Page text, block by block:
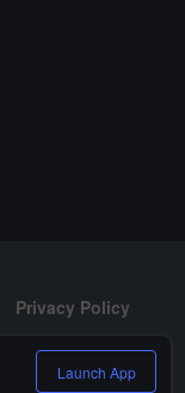
Privacy Policy
Launch App